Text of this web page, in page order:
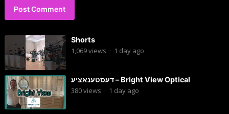
Shorts
1,069views · 1 day ago
דעסטענאציע – Bright View Optical
380views · 1 day ago